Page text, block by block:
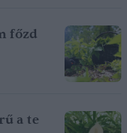
főzd
a te